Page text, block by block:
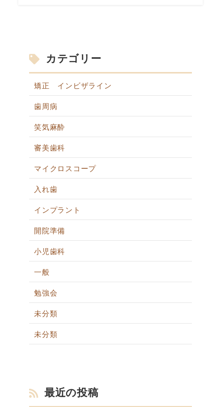
カテゴリー
矯正 インビザライン
歯周病
笑気麻酔
審美歯科
マイクロスコープ
入れ歯
インプラント
開院準備
小児歯科
一般
勉強会
未分類
未分類
最近の投稿